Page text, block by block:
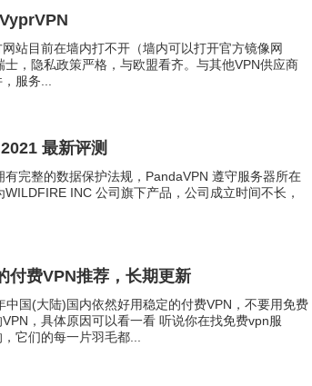
站目前在墙内打不开（墙内可以打开官方镜像网
，隐私政策严格，与欧盟看齐。与其他VPN供应商
服务...
最新评测
完整的数据保护法规，PandaVPN 遵守服务器所在
INC 公司旗下产品，公司成立时间不长，
付费VPN推荐，长期更新
国(大陆)国内依然好用稳定的付费VPN，不要用免费
，具体原因可以看一看 听说你在找免费vpn服
它们的每一片羽毛都...